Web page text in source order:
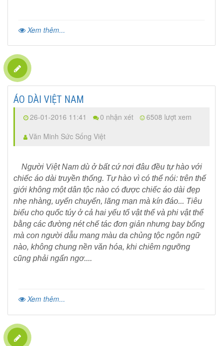
Xem thêm...
ÁO DÀI VIỆT NAM
26-01-2016 11:41 0 nhận xét
6508 lượt xem
Văn Minh Sức Sống Việt
Người Việt Nam dù ở bất cứ nơi đâu đều tự hào với
chiếc áo dài truyền thống. Tự hào vì có thể nói: trên thế
giới không một dân tộc nào có được chiếc áo dài đẹp
nhẹ nhàng, uyển chuyển, lãng mạn mà kín đáo... Tiêu
biểu cho quốc túy ở cả hai yếu tố vật thể và phi vật thể
bằng các đường nét chế tác đơn giản nhưng bay bổng
mà con người dẫu mang màu da chủng tộc ngôn ngữ
nào, không chung nền văn hóa, khi chiêm ngưỡng
cũng phải ngẩn ngơ....
Xem thêm...